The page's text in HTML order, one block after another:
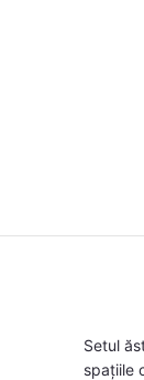
Setul
spațiile